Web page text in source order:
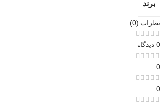
برند
نظرات (0)
0 دیدگاه
0
0